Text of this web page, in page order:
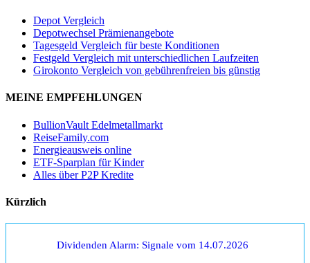
Depot Vergleich
Depotwechsel Prämienangebote
Tagesgeld Vergleich für beste Konditionen
Festgeld Vergleich mit unterschiedlichen Laufzeiten
Girokonto Vergleich von gebührenfreien bis günstig
MEINE EMPFEHLUNGEN
BullionVault Edelmetallmarkt
ReiseFamily.com
Energieausweis online
ETF-Sparplan für Kinder
Alles über P2P Kredite
Kürzlich
Dividenden Alarm: Signale vom 14.07.2026